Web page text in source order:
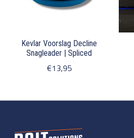
Kevlar Voorslag Decline
Snagleader | Spliced
€13,95